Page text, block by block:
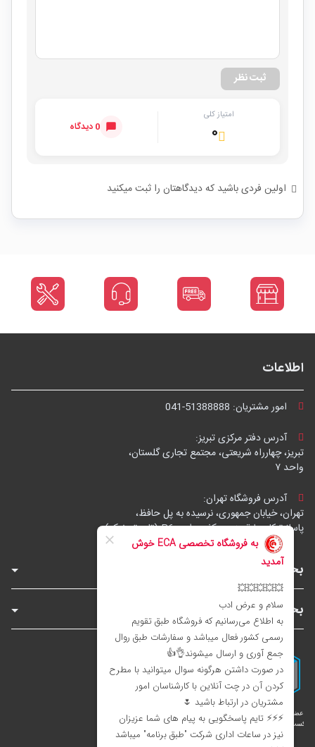
ثبت نظر
امتیاز کلی
۰ 0 دیدگاه
اولین فردی باشید که دیدگاهتان را ثبت میکنید
اطلاعات
امور مشتریان: 041-51388888
آدرس دفتر مرکزی تبریز:
تبریز، چهارراه شریعتی، مجتمع تجاری گلستان،
واحد ۷
آدرس فروشگاه تهران:
تهران، خیابان جمهوری، نرسیده به پل حافظ،
پاساژ توکل، طبقه زیرهمکف، واحد B6 (تاپ ترونیک)
بخش‌های فروشگاه
بخش‌های سایت